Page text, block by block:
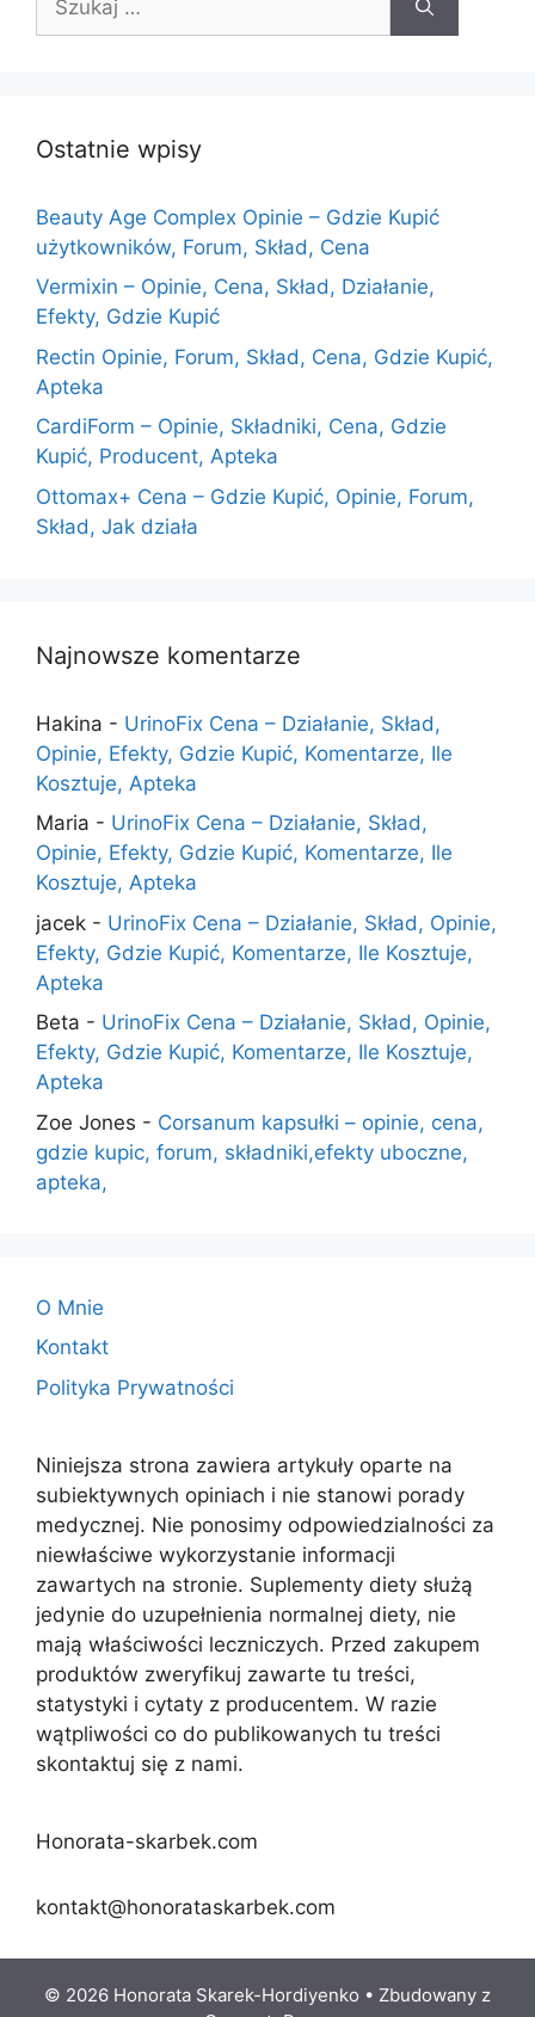
Ostatnie wpisy
Beauty Age Сomplex Opinie – Gdzie Kupić
użytkowników, Forum, Skład, Cena
Vermixin – Opinie, Cena, Skład, Działanie,
Efekty, Gdzie Kupić
Rectin Opinie, Forum, Skład, Cena, Gdzie Kupić,
Apteka
CardiForm – Opinie, Składniki, Cena, Gdzie
Kupić, Producent, Apteka
Ottomax+ Cena – Gdzie Kupić, Opinie, Forum,
Skład, Jak działa
Najnowsze komentarze
Hakina - UrinoFix Cena – Działanie, Skład,
Opinie, Efekty, Gdzie Kupić, Komentarze, Ile
Kosztuje, Apteka
Maria - UrinoFix Cena – Działanie, Skład,
Opinie, Efekty, Gdzie Kupić, Komentarze, Ile
Kosztuje, Apteka
jacek - UrinoFix Cena – Działanie, Skład, Opinie,
Efekty, Gdzie Kupić, Komentarze, Ile Kosztuje,
Apteka
Beta - UrinoFix Cena – Działanie, Skład, Opinie,
Efekty, Gdzie Kupić, Komentarze, Ile Kosztuje,
Apteka
Zoe Jones - Corsanum kapsułki – opinie, cena,
gdzie kupic, forum, składniki,efekty uboczne,
apteka,
O Mnie
Kontakt
Polityka Prywatności
Niniejsza strona zawiera artykuły oparte na
subiektywnych opiniach i nie stanowi porady
medycznej. Nie ponosimy odpowiedzialności za
niewłaściwe wykorzystanie informacji
zawartych na stronie. Suplementy diety służą
jedynie do uzupełnienia normalnej diety, nie
mają właściwości leczniczych. Przed zakupem
produktów zweryfikuj zawarte tu treści,
statystyki i cytaty z producentem. W razie
wątpliwości co do publikowanych tu treści
skontaktuj się z nami.
Honorata-skarbek.com
kontakt@honorataskarbek.com
© 2026 Honorata Skarek-Hordiyenko • Zbudowany z